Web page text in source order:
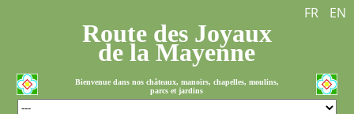
Route des Joyaux
de la Mayenne
Bienvenue dans nos châteaux, manoirs, chapelles, moulins,
parcs et jardins
FR EN